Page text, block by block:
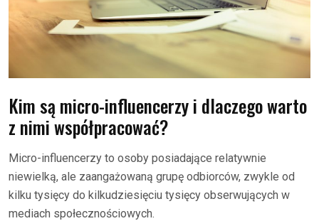
Kim są micro-influencerzy i dlaczego warto
z nimi współpracować?
Micro-influencerzy to osoby posiadające relatywnie
niewielką, ale zaangażowaną grupę odbiorców, zwykle od
kilku tysięcy do kilkudziesięciu tysięcy obserwujących w
mediach społecznościowych.